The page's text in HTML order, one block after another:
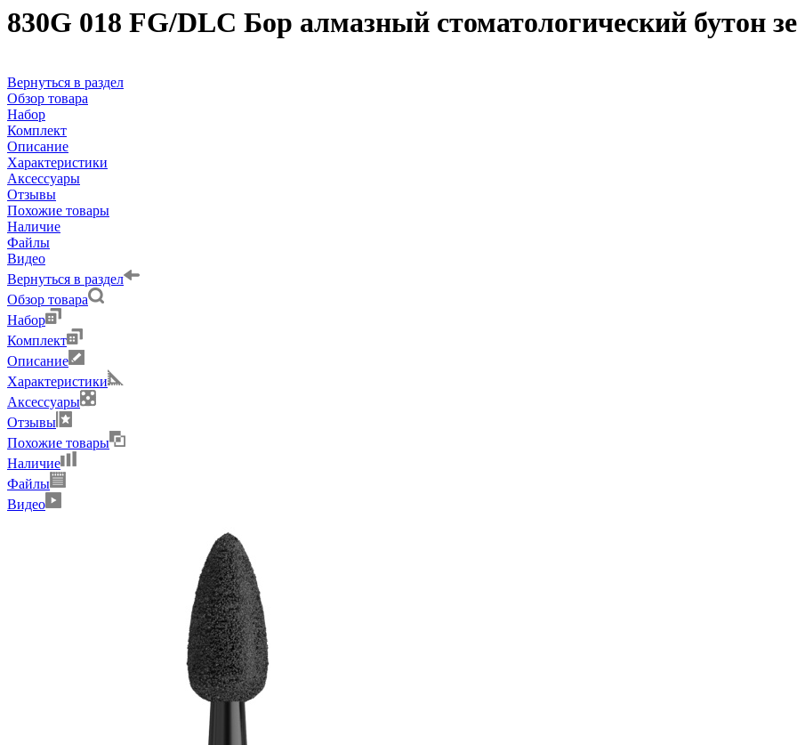
830G 018 FG/DLC Бор алмазный стоматологический бутон
Вернуться в раздел
Обзор товара
Набор
Комплект
Описание
Характеристики
Аксессуары
Отзывы
Похожие товары
Наличие
Файлы
Видео
Вернуться в раздел
Обзор товара
Набор
Комплект
Описание
Характеристики
Аксессуары
Отзывы
Похожие товары
Наличие
Файлы
Видео